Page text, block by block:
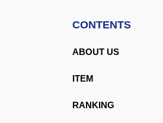
CONTENTS
ABOUT US
ITEM
RANKING